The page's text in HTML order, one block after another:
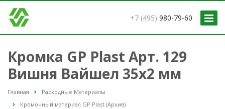
+7 (495) 980-79-60
Кромка GP Plast Арт. 129
Вишня Вайшел 35x2 мм
Главная
Расходные Материалы
Кромочный материал GP Plast (Архив)